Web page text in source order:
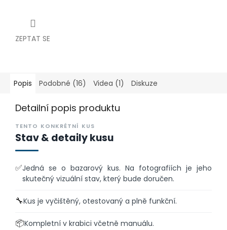
ZEPTAT SE
Popis Podobné (16) Videa (1) Diskuze
Detailní popis produktu
TENTO KONKRÉTNÍ KUS
Stav & detaily kusu
✅Jedná se o bazarový kus. Na fotografiích je jeho
skutečný vizuální stav, který bude doručen.
🔧Kus je vyčištěný, otestovaný a plně funkční.
📦Kompletní v krabici včetně manuálu.